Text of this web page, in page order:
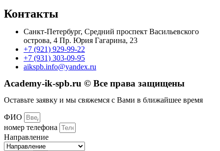
Контакты
Санкт-Петербург, Средний проспект Васильевского
острова, 4 Пр. Юрия Гагарина, 23
+7 (921) 929-99-22
+7 (931) 303-09-95
aikspb.info@yandex.ru
Academy-ik-spb.ru © Все права защищены
Оставьте заявку и мы свяжемся с Вами в ближайшее время
ФИО
номер телефона
Направление